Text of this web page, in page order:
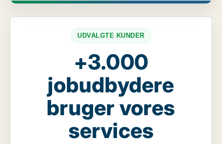
UDVALGTE KUNDER
+3.000
jobudbydere
bruger vores
services